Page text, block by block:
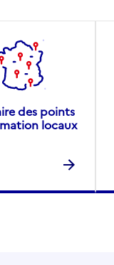
des points
locaux